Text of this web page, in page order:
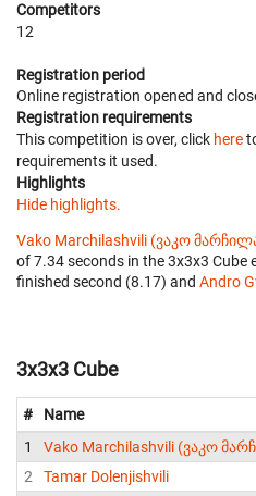
Competitors
12
Registration period
Online registration opened and
Registration requirements
This competition is over, click here
requirements it used.
Highlights
Hide highlights.
Vako Marchilashvili (ვაკო
of 7.34 seconds in the 3x3x3 Cube
finished second (8.17) and Andro
3x3x3 Cube
# Name
1
2
Tamar Dolenjishvili